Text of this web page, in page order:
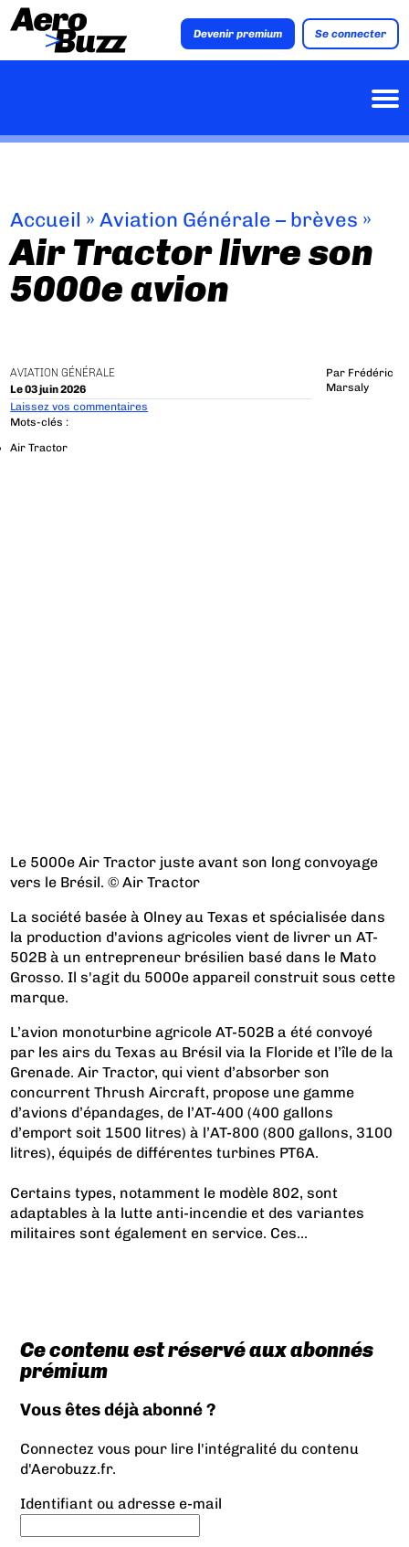
Devenir premium Se connecter
Accueil »Aviation Générale – brèves »
Air Tractor livre son
5000e avion
AVIATION GÉNÉRALE
Le 03 juin 2026
Par Frédéric
Marsaly
Laissez vos commentaires
Mots-clés :
Air Tractor
Le 5000e Air Tractor juste avant son long convoyage
vers le Brésil. © Air Tractor
La société basée à Olney au Texas et spécialisée dans
la production d'avions agricoles vient de livrer un AT-
502B à un entrepreneur brésilien basé dans le Mato
Grosso. Il s'agit du 5000e appareil construit sous cette
marque.
L’avion monoturbine agricole AT-502B a été convoyé
par les airs du Texas au Brésil via la Floride et l’île de la
Grenade. Air Tractor, qui vient d’absorber son
concurrent Thrush Aircraft, propose une gamme
d’avions d’épandages, de l’AT-400 (400 gallons
d’emport soit 1500 litres) à l’AT-800 (800 gallons, 3100
litres), équipés de différentes turbines PT6A.
Certains types, notamment le modèle 802, sont
adaptables à la lutte anti-incendie et des variantes
militaires sont également en service. Ces...
Ce contenu est réservé aux abonnés
prémium
Vous êtes déjà abonné ?
Connectez vous pour lire l'intégralité du contenu
d'Aerobuzz.fr.
Identifiant ou adresse e-mail